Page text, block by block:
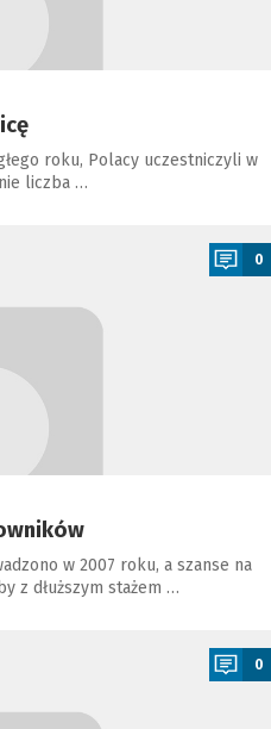
roku, Polacy uczestniczyli w
liczba …
0
w 2007 roku, a szanse na
z dłuższym stażem …
0